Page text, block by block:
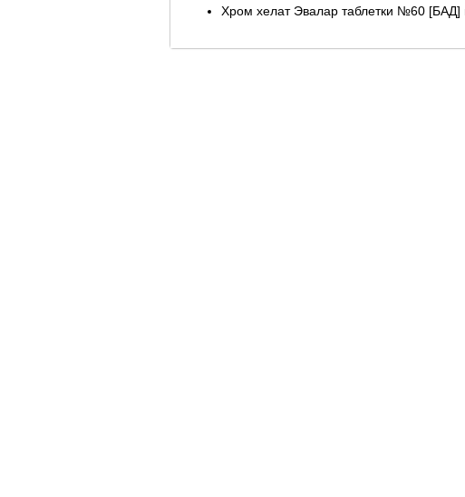
Хром хелат Эвалар таблетки №60 [БАД]